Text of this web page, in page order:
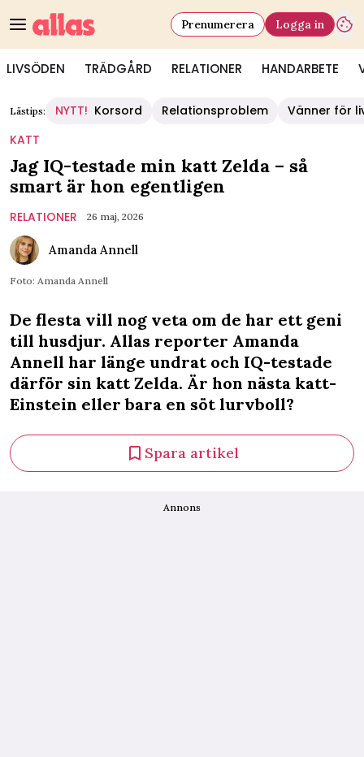
LIVSÖDEN TRÄDGÅRD RELATIONER HANDARBETE
Prenumerera Logga in
Lästips: NYTT! Korsord Relationsproblem
Vänner för
KATT
Jag IQ-testade min katt Zelda – så
smart är hon egentligen
RELATIONER 26 maj, 2026
Amanda Annell
Foto: Amanda Annell
De flesta vill nog veta om de har ett geni
till husdjur. Allas reporter Amanda
Annell har länge undrat och IQ-testade
därför sin katt Zelda. Är hon nästa katt-
Einstein eller bara en söt lurvboll?
Spara artikel
Annons